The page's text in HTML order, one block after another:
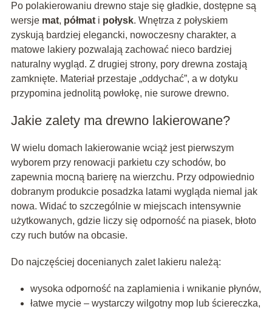
Po polakierowaniu drewno staje się gładkie, dostępne są
wersje mat, półmati połysk. Wnętrza z połyskiem
zyskują bardziej elegancki, nowoczesny charakter, a
matowe lakiery pozwalają zachować nieco bardziej
naturalny wygląd. Z drugiej strony, pory drewna zostają
zamknięte. Materiał przestaje „oddychać”, a w dotyku
przypomina jednolitą powłokę, nie surowe drewno.
Jakie zalety ma drewno lakierowane?
W wielu domach lakierowanie wciąż jest pierwszym
wyborem przy renowacji parkietu czy schodów, bo
zapewnia mocną barierę na wierzchu. Przy odpowiednio
dobranym produkcie posadzka latami wygląda niemal jak
nowa. Widać to szczególnie w miejscach intensywnie
użytkowanych, gdzie liczy się odporność na piasek, błoto
czy ruch butów na obcasie.
Do najczęściej docenianych zalet lakieru należą:
wysoka odporność na zaplamienia i wnikanie płynów,
łatwe mycie – wystarczy wilgotny mop lub ściereczka,